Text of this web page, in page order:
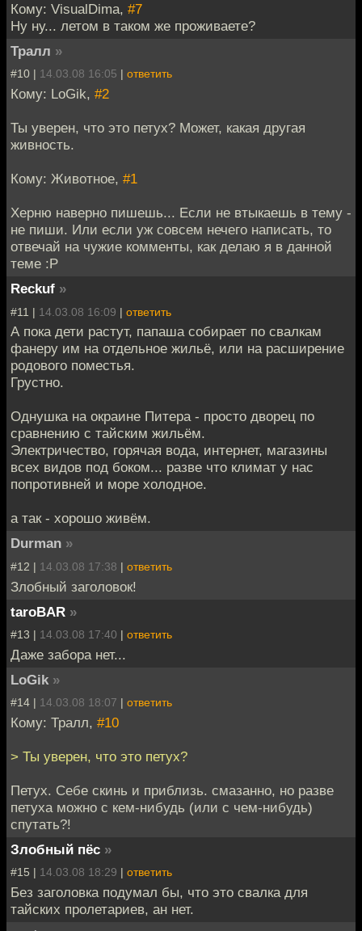
Кому: VisualDima, #7
Ну ну... летом в таком же проживаете?
Тралл »
#10 | 14.03.08 16:05 | ответить
Кому: LoGik, #2
Ты уверен, что это петух? Может, какая другая
живность.
Кому: Животное, #1
Херню наверно пишешь... Если не втыкаешь в тему -
не пиши. Или если уж совсем нечего написать, то
отвечай на чужие комменты, как делаю я в данной
теме :Р
Reckuf »
#11 | 14.03.08 16:09 | ответить
А пока дети растут, папаша собирает по свалкам
фанеру им на отдельное жильё, или на расширение
родового поместья.
Грустно.
Однушка на окраине Питера - просто дворец по
сравнению с тайским жильём.
Электричество, горячая вода, интернет, магазины
всех видов под боком... разве что климат у нас
попротивней и море холодное.
а так - хорошо живём.
Durman »
#12 | 14.03.08 17:38 | ответить
Злобный заголовок!
taroBAR »
#13 | 14.03.08 17:40 | ответить
Даже забора нет...
LoGik »
#14 | 14.03.08 18:07 | ответить
Кому: Тралл, #10
> Ты уверен, что это петух?
Петух. Себе скинь и приблизь. смазанно, но разве
петуха можно с кем-нибудь (или с чем-нибудь)
спутать?!
Злобный пёс »
#15 | 14.03.08 18:29 | ответить
Без заголовка подумал бы, что это свалка для
тайских пролетариев, ан нет.